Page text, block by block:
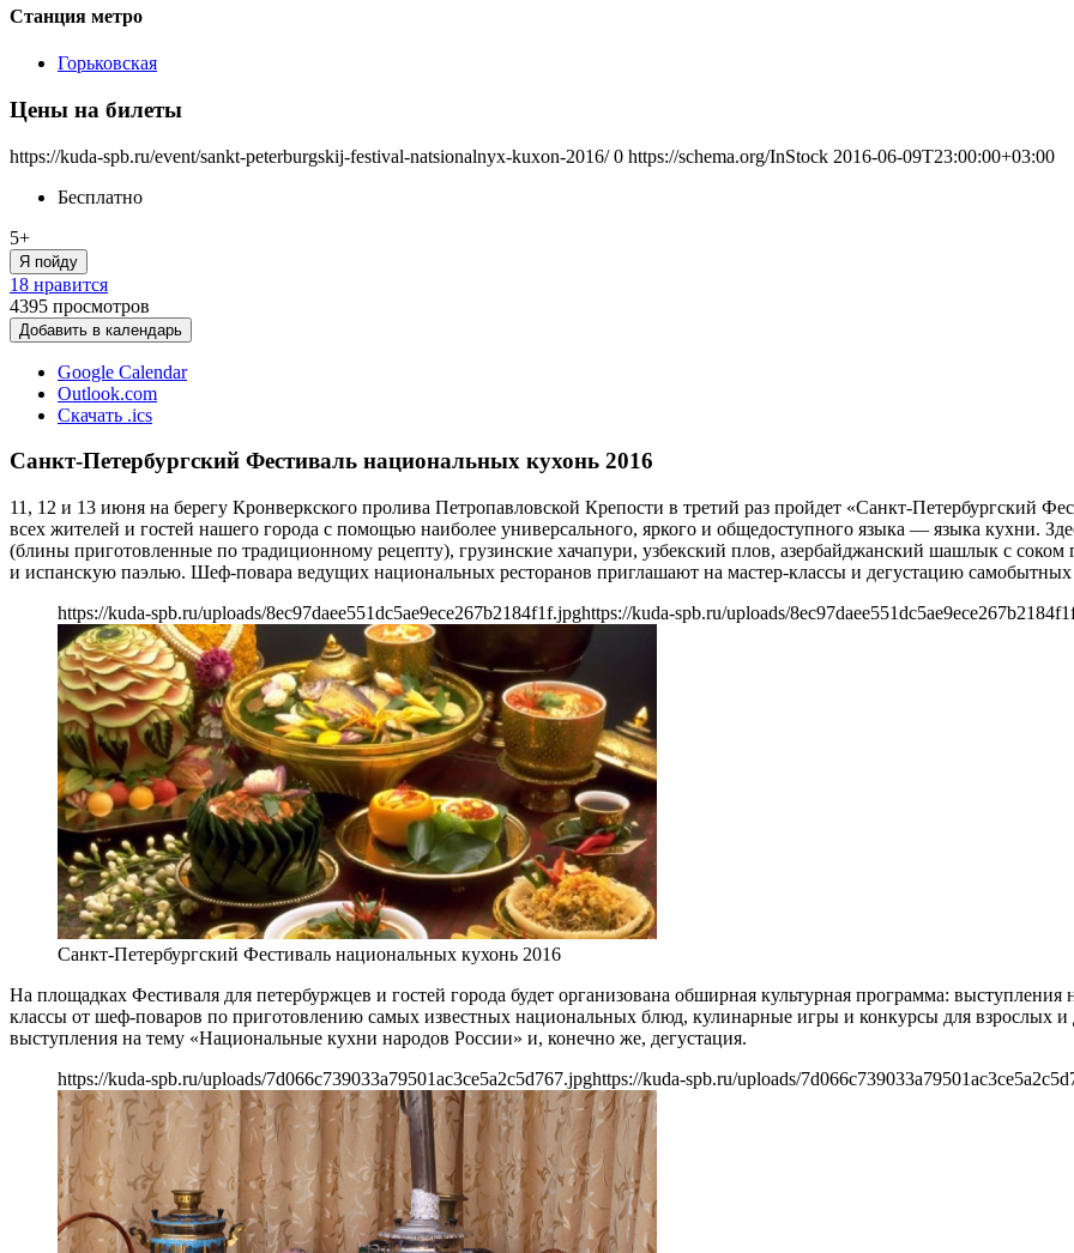
Станция метро
Горьковская
Цены на билеты
https://kuda-spb.ru/event/sankt-peterburgskij-festival-natsionalnyx-kuxon-2016/ 0 https://schema.org/InStock 2016-06-09T23:00:00+03:00
Бесплатно
5+
Я пойду
18 нравится
4395 просмотров
Добавить в календарь
Google Calendar
Outlook.com
Скачать .ics
Санкт-Петербургский Фестиваль национальных кухонь 2016
11, 12 и 13 июня на берегу Кронверкского пролива Петропавловской Крепости в третий раз пройдет «Санкт-Петербургский
всех жителей и гостей нашего города с помощью наиболее универсального, яркого и общедоступного языка — языка кухни.
(блины приготовленные по традиционному рецепту), грузинские хачапури, узбекский плов, азербайджанский шашлык с соком
и испанскую паэлью. Шеф-повара ведущих национальных ресторанов приглашают на мастер-классы и дегустацию
https://kuda-spb.ru/uploads/8ec97daee551dc5ae9ece267b2184f1f.jpghttps://kuda-spb.ru/uploads/
Санкт-Петербургский Фестиваль национальных кухонь 2016
На площадках Фестиваля для петербуржцев и гостей города будет организована обширная культурная программа:
классы от шеф-поваров по приготовлению самых известных национальных блюд, кулинарные игры и конкурсы для взрослых
выступления на тему «Национальные кухни народов России» и, конечно же, дегустация.
https://kuda-spb.ru/uploads/7d066c739033a79501ac3ce5a2c5d767.jpghttps://kuda-spb.ru/uploads/